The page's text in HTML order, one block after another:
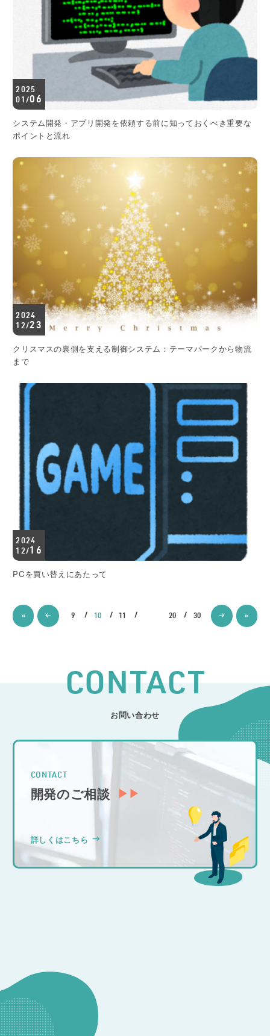
2025
01/06
システム開発・アプリ開発を依頼する前に知っておくべき重要な
ポイントと流れ
2024
12/23
クリスマスの裏側を支える制御システム：テーマパークから物流
まで
2024
12/16
PCを買い替えにあたって
« ← 9 10 11 20 30 → »
CONTACT
お問い合わせ
CONTACT
開発のご相談
詳しくはこちら